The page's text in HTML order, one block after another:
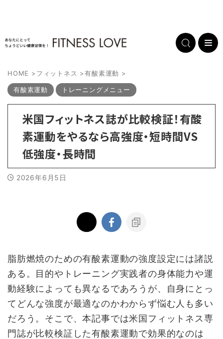
HOME >フィットネス >有酸素運動 >
有酸素運動 トレーニングメニュー
米国フィットネス誌が比較検証！有酸
素運動をやるなら高強度・短時間VS
低強度・長時間
2026年6月5日
脂肪燃焼のための有酸素運動の強度設定には諸説
ある。目的やトレーニング実践者の身体能力や運
動経験によっても異なるであろうが、自身にとっ
てどんな強度が最適なのかわからず悩む人も多い
だろう。そこで、本記事では米国フィットネス専
門誌が比較検証した有酸素運動で効果的なのは